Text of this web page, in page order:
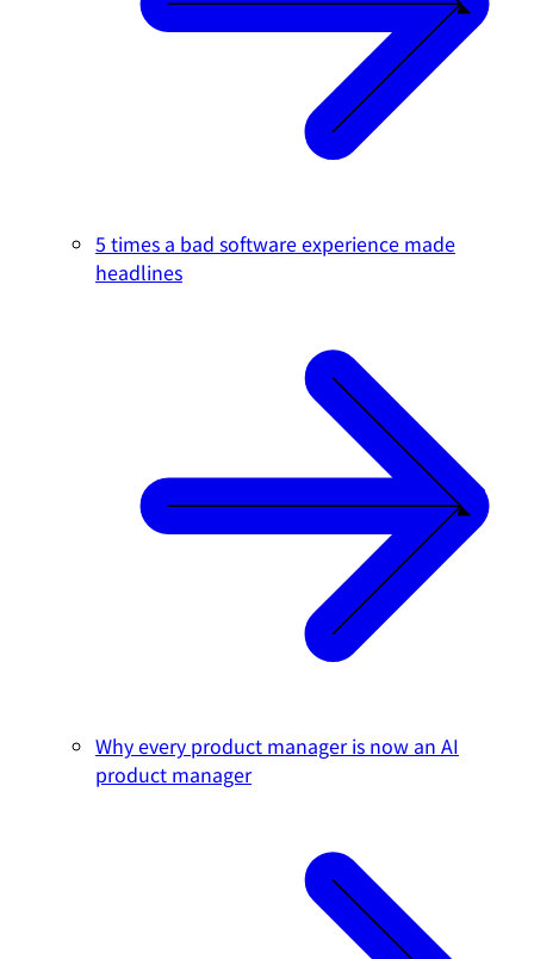
5 times a bad software experience made
headlines
Why every product manager is now an AI
product manager